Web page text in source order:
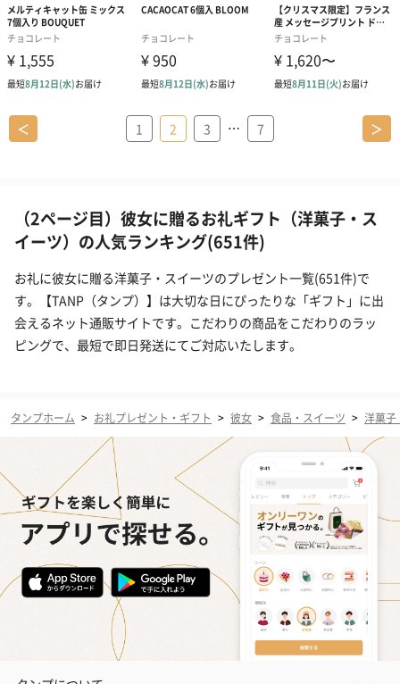
＜ 1 2 3 … 7 ＞
（2ページ目）彼女に贈るお礼ギフト（洋菓子・ス
イーツ）の人気ランキング(651件)
お礼に彼女に贈る洋菓子・スイーツのプレゼント一覧(651件)で
す。【TANP（タンプ）】は大切な日にぴったりな「ギフト」に出
会えるネット通販サイトです。こだわりの商品をこだわりのラッ
ピングで、最短で即日発送にてご対応いたします。
タンプホーム > お礼プレゼント・ギフト > 彼女 > 食品・スイーツ > 洋菓子